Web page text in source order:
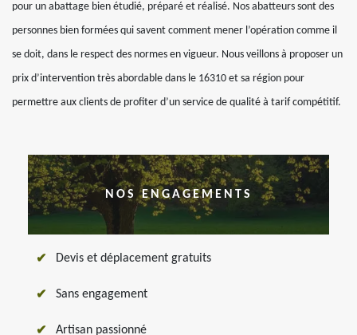
pour un abattage bien étudié, préparé et réalisé. Nos abatteurs sont des
personnes bien formées qui savent comment mener l’opération comme il
se doit, dans le respect des normes en vigueur. Nous veillons à proposer un
prix d’intervention très abordable dans le 16310 et sa région pour
permettre aux clients de profiter d’un service de qualité à tarif compétitif.
NOS ENGAGEMENTS
Devis et déplacement gratuits
Sans engagement
Artisan passionné